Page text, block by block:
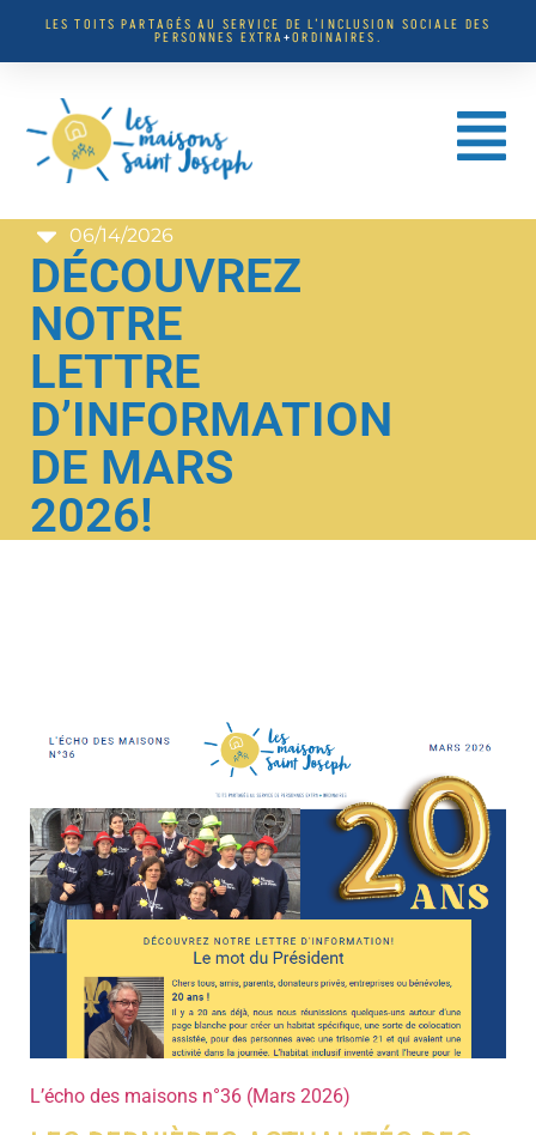
LES TOITS PARTAGÉS AU SERVICE DE L’INCLUSION SOCIALE DES
PERSONNES EXTRA+ORDINAIRES.
06/14/2026
DÉCOUVREZ
NOTRE
LETTRE
D’INFORMATION
DE MARS
2026!
L’écho des maisons n°36 (Mars 2026)